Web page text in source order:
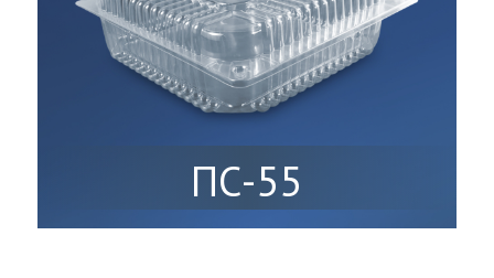
ПС-55